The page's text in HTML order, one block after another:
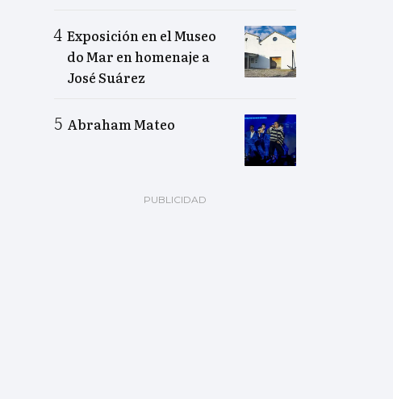
Exposición en el Museo
do Mar en homenaje a
José Suárez
Abraham Mateo